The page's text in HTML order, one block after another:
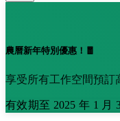
農曆新年特別優惠！🧧
享受所有工作空間預訂
有效期至 2025 年 1 月